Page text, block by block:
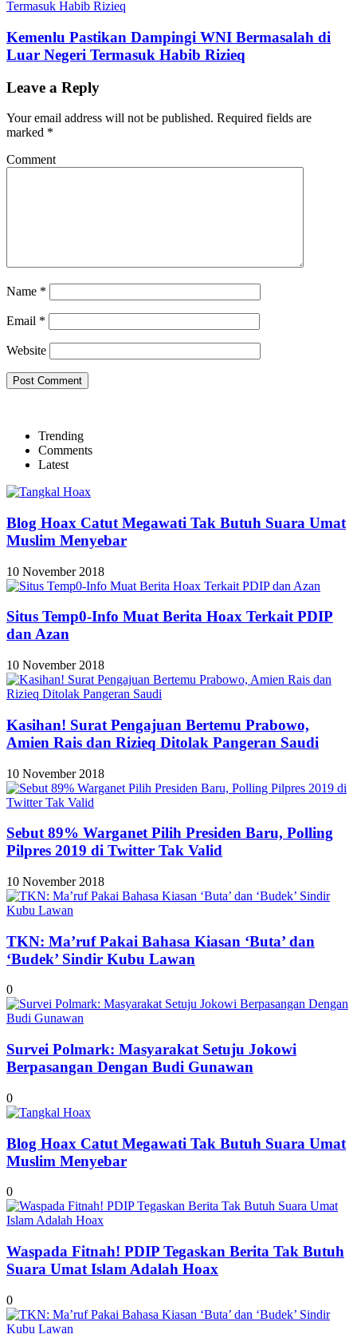
Kemenlu Pastikan Dampingi WNI Bermasalah di
Luar Negeri Termasuk Habib Rizieq
Leave a Reply
Your email address will not be published. Required fields are
marked *
Comment
Name *
Email *
Website
Trending
Comments
Latest
Blog Hoax Catut Megawati Tak Butuh Suara Umat
Muslim Menyebar
10 November 2018
Situs Temp0-Info Muat Berita Hoax Terkait PDIP
dan Azan
10 November 2018
Kasihan! Surat Pengajuan Bertemu Prabowo,
Amien Rais dan Rizieq Ditolak Pangeran Saudi
10 November 2018
Sebut 89% Warganet Pilih Presiden Baru, Polling
Pilpres 2019 di Twitter Tak Valid
10 November 2018
TKN: Ma’ruf Pakai Bahasa Kiasan ‘Buta’ dan
‘Budek’ Sindir Kubu Lawan
0
Survei Polmark: Masyarakat Setuju Jokowi
Berpasangan Dengan Budi Gunawan
0
Blog Hoax Catut Megawati Tak Butuh Suara Umat
Muslim Menyebar
0
Waspada Fitnah! PDIP Tegaskan Berita Tak Butuh
Suara Umat Islam Adalah Hoax
0